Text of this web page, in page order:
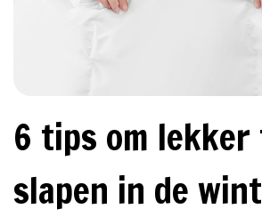
6 tips om lekker
slapen in de